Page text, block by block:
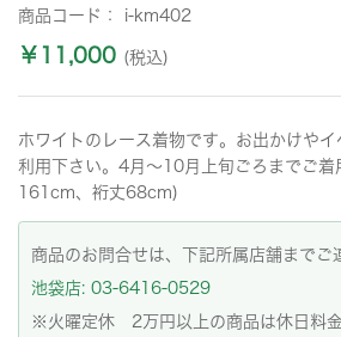
商品コード： i-km402
￥11,000 (税込)
ホワイトのレース着物です。お出かけや
利用下さい。4月〜10月上旬ごろまでご着
161cm、裄丈68cm)
商品のお問合せは、下記所属店舗までご
池袋店: 03-6416-0529
※火曜定休 2万円以上の商品は休日料